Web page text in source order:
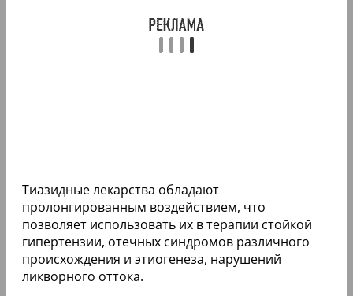
Тиазидные лекарства обладают
пролонгированным воздействием, что
позволяет использовать их в терапии стойкой
гипертензии, отечных синдромов различного
происхождения и этиогенеза, нарушений
ликворного оттока.